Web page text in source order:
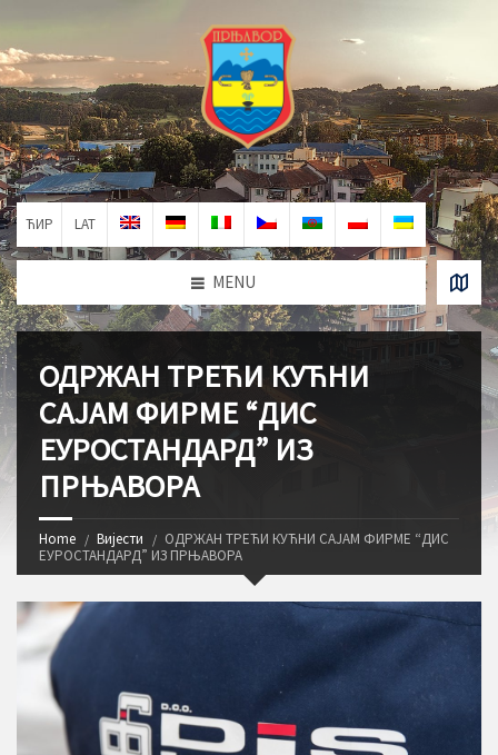
ЋИР LAT
MENU
ОДРЖАН ТРЕЋИ КУЋНИ
САЈАМ ФИРМЕ “ДИС
ЕУРОСТАНДАРД” ИЗ
ПРЊАВОРА
Home Вијести
ОДРЖАН ТРЕЋИ КУЋНИ САЈАМ ФИРМЕ “ДИС
ЕУРОСТАНДАРД” ИЗ ПРЊАВОРА